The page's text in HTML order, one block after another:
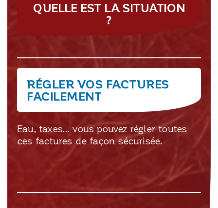
QUELLE EST LA SITUATION
?
RÉGLER VOS FACTURES
FACILEMENT
Eau, taxes… vous pouvez régler toutes
ces factures de façon sécurisée.